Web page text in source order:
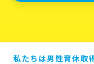
私たちは男性育休取